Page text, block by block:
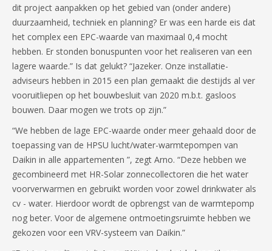
dit project aanpakken op het gebied van (onder andere)
duurzaamheid, techniek en planning? Er was een harde eis dat
het complex een EPC-waarde van maximaal 0,4 mocht
hebben. Er stonden bonuspunten voor het realiseren van een
lagere waarde.” Is dat gelukt? “Jazeker. Onze installatie-
adviseurs hebben in 2015 een plan gemaakt die destijds al ver
vooruitliepen op het bouwbesluit van 2020 m.b.t. gasloos
bouwen. Daar mogen we trots op zijn.”
“We hebben de lage EPC-waarde onder meer gehaald door de
toepassing van de HPSU lucht/water-warmtepompen van
Daikin in alle appartementen ”, zegt Arno. “Deze hebben we
gecombineerd met HR-Solar zonnecollectoren die het water
voorverwarmen en gebruikt worden voor zowel drinkwater als
cv - water. Hierdoor wordt de opbrengst van de warmtepomp
nog beter. Voor de algemene ontmoetingsruimte hebben we
gekozen voor een VRV-systeem van Daikin.”